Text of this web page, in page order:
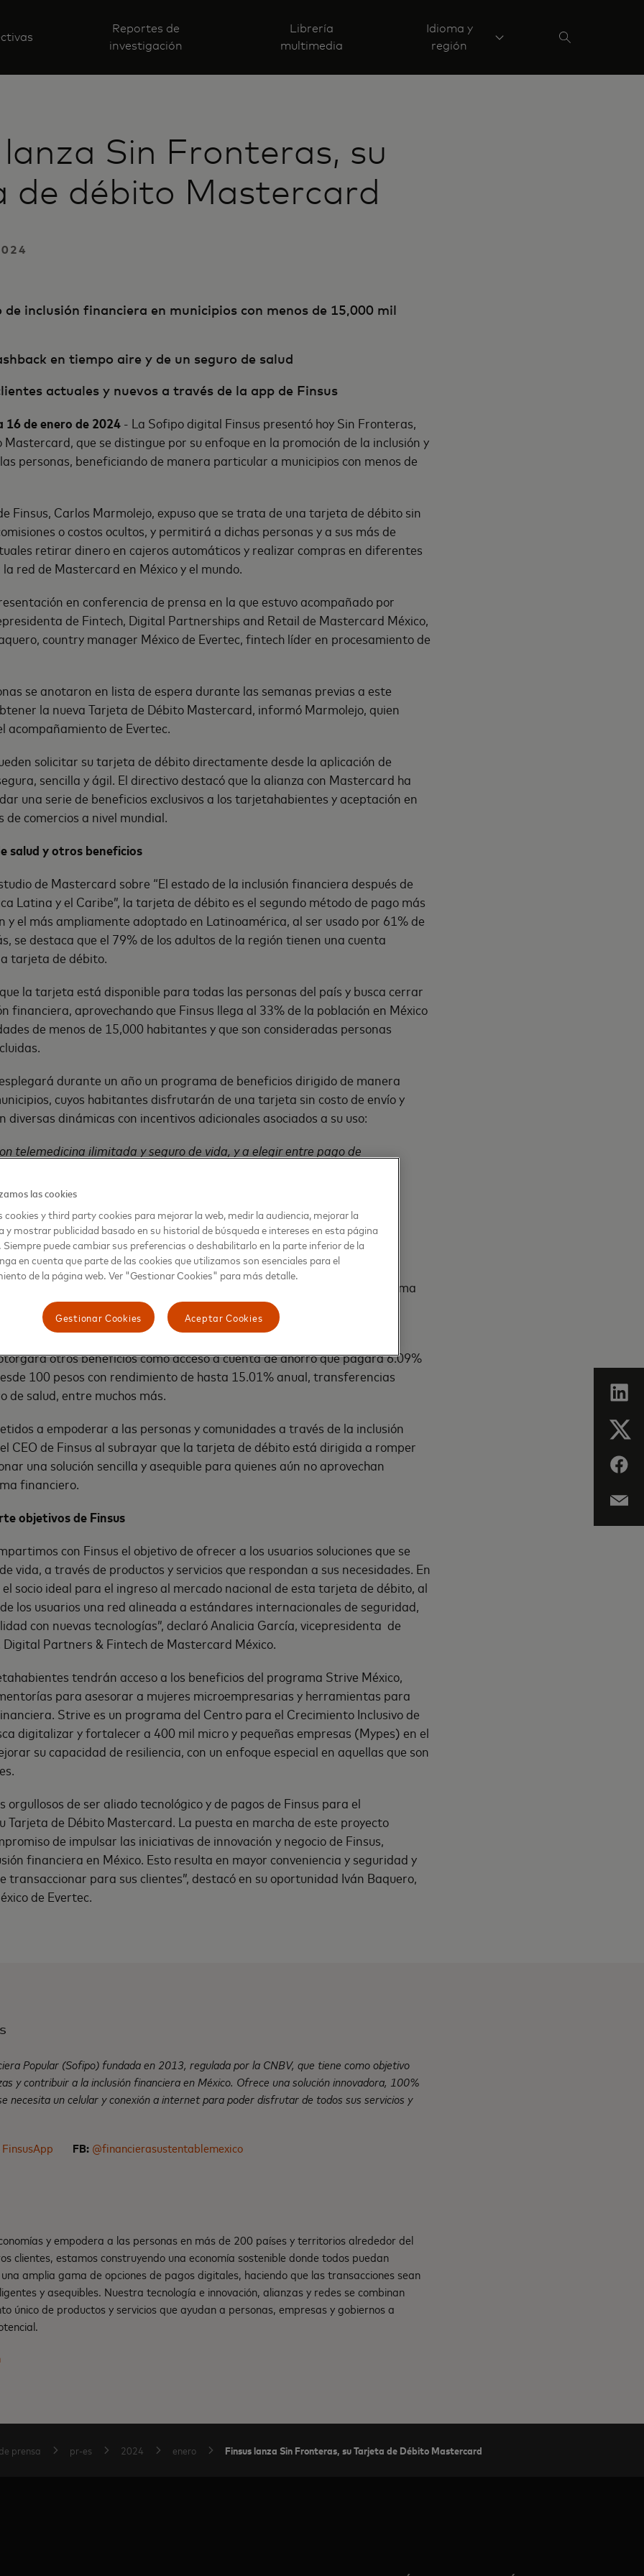
Reportes de
investigación
Librería
multimedia
Idioma y
región
lanza Sin Fronteras, su
de débito Mastercard
de inclusión financiera en municipios con menos de 15,000 mil
en tiempo aire y de un seguro de salud
actuales y nuevos a través de la app de Finsus
16 de enero de 2024 - La Sofipo digital Finsus presentó hoy Sin Fronteras,
Mastercard, que se distingue por su enfoque en la promoción de la inclusión y
personas, beneficiando de manera particular a municipios con menos de
Finsus, Carlos Marmolejo, expuso que se trata de una tarjeta de débito sin
o costos ocultos, y permitirá a dichas personas y a sus más de
retirar dinero en cajeros automáticos y realizar compras en diferentes
red de Mastercard en México y el mundo.
en conferencia de prensa en la que estuvo acompañado por
de Fintech, Digital Partnerships and Retail de Mastercard México,
country manager México de Evertec, fintech líder en procesamiento de
se anotaron en lista de espera durante las semanas previas a este
la nueva Tarjeta de Débito Mastercard, informó Marmolejo, quien
acompañamiento de Evertec.
solicitar su tarjeta de débito directamente desde la aplicación de
sencilla y ágil. El directivo destacó que la alianza con Mastercard ha
una serie de beneficios exclusivos a los tarjetahabientes y aceptación en
de comercios a nivel mundial.
salud y otros beneficios
de Mastercard sobre “El estado de la inclusión financiera después de
Latina y el Caribe”, la tarjeta de débito es el segundo método de pago más
y el más ampliamente adoptado en Latinoamérica, al ser usado por 61% de
se destaca que el 79% de los adultos de la región tienen una cuenta
tarjeta de débito.
la tarjeta está disponible para todas las personas del país y busca cerrar
financiera, aprovechando que Finsus llega al 33% de la población en México
de menos de 15,000 habitantes y que son consideradas personas
durante un año un programa de beneficios dirigido de manera
cuyos habitantes disfrutarán de una tarjeta sin costo de envío y
dinámicas con incentivos adicionales asociados a su uso:
telemedicina ilimitada y seguro de vida, y a elegir entre pago de
tiempo aire y otros productos.
servicios básicoscomo electricidad, agua y gas en la tienda virtual
la aplicación.
se pretende facilitar la adopción de la tarjeta y proporcionar un programa
activamente a las personas, a los microempresarios y active la
otros beneficios como acceso a cuenta de ahorro que pagará 6.09%
100 pesos con rendimiento de hasta 15.01% anual, transferencias
de salud, entre muchos más.
a empoderar a las personas y comunidades a través de la inclusión
CEO de Finsus al subrayar que la tarjeta de débito está dirigida a romper
una solución sencilla y asequible para quienes aún no aprovechan
financiero.
objetivos de Finsus
con Finsus el objetivo de ofrecer a los usuarios soluciones que se
vida, a través de productos y servicios que respondan a sus necesidades. En
socio ideal para el ingreso al mercado nacional de esta tarjeta de débito, al
los usuarios una red alineada a estándares internacionales de seguridad,
con nuevas tecnologías”, declaró Analicia García, vicepresidenta de
Digital Partners & Fintech de Mastercard México.
tendrán acceso a los beneficios del programa Strive México,
para asesorar a mujeres microempresarias y herramientas para
Strive es un programa del Centro para el Crecimiento Inclusivo de
digitalizar y fortalecer a 400 mil micro y pequeñas empresas (Mypes) en el
su capacidad de resiliencia, con un enfoque especial en aquellas que son
orgullosos de ser aliado tecnológico y de pagos de Finsus para el
Tarjeta de Débito Mastercard. La puesta en marcha de este proyecto
de impulsar las iniciativas de innovación y negocio de Finsus,
financiera en México. Esto resulta en mayor conveniencia y seguridad y
transaccionar para sus clientes”, destacó en su oportunidad Iván Baquero,
de Evertec.
Popular (Sofipo) fundada en 2013, regulada por la CNBV, que tiene como objetivo
y contribuir a la inclusión financiera en México. Ofrece una solución innovadora, 100%
necesita un celular y conexión a internet para poder disfrutar de todos sus servicios y
FinsusApp FB: @financierasustentablemexico
y empodera a las personas en más de 200 países y territorios alrededor del
clientes, estamos construyendo una economía sostenible donde todos puedan
amplia gama de opciones de pagos digitales, haciendo que las transacciones sean
y asequibles. Nuestra tecnología e innovación, alianzas y redes se combinan
único de productos y servicios que ayudan a personas, empresas y gobiernos a
prensa pr-es 2024 enero Finsus lanza Sin Fronteras, su Tarjeta de Débito Mastercard
las cookies
cookies y third party cookies para mejorar la web, medir la audiencia, mejorar la
y mostrar publicidad basado en su historial de búsqueda e intereses en esta página
Siempre puede cambiar sus preferencias o deshabilitarlo en la parte inferior de la
en cuenta que parte de las cookies que utilizamos son esenciales para el
de la página web. Ver "Gestionar Cookies" para más detalle.
Aceptar Cookies
Gestionar Cookies